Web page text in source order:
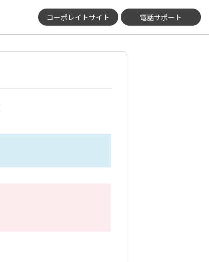
コーポレイトサイト 電話サポート